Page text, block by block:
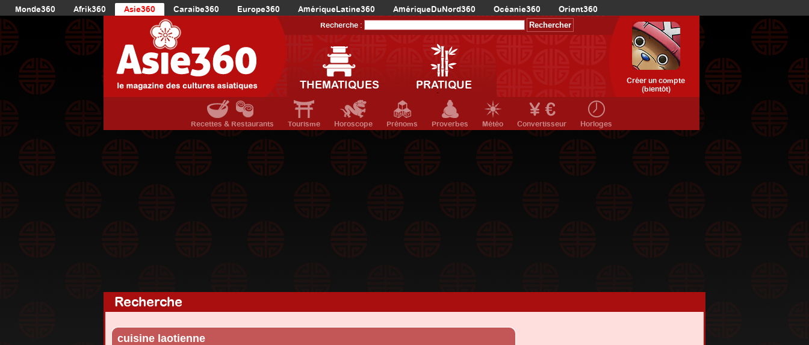
Monde360 Afrik360 Asie360 Caraibe360 Europe360 AmériqueLatine360 AmériqueDuNord360 Océanie360 Orient360
Recherche :
THEMATIQUES PRATIQUE
Créer un compte
(bientôt)
Recettes & Restaurants Tourisme Horoscope Prénoms Proverbes Météo Convertisseur Horloges
Recherche
cuisine laotienne